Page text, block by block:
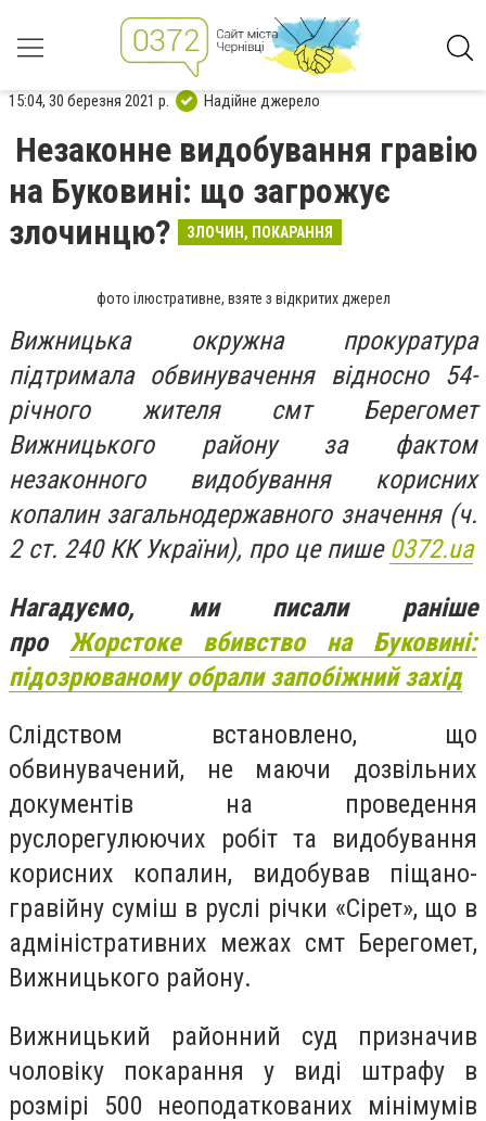
15:04, 30 березня 2021 р. Надійне джерело
Незаконне видобування гравію
на Буковині: що загрожує
злочинцю?
ЗЛОЧИН, ПОКАРАННЯ
фото ілюстративне, взяте з відкритих джерел
Вижницька окружна прокуратура
підтримала обвинувачення відносно 54-
річного жителя смт Берегомет
Вижницького району за фактом
незаконного видобування корисних
копалин загальнодержавного значення (ч.
2 ст. 240 КК України), про це пише 0372.ua
Нагадуємо, ми писали раніше
про Жорстоке вбивство на Буковині:
підозрюваному обрали запобіжний захід
Слідством встановлено, що
обвинувачений, не маючи дозвільних
документів на проведення
руслорегулюючих робіт та видобування
корисних копалин, видобував піщано-
гравійну суміш в руслі річки «Сірет», що в
адміністративних межах смт Берегомет,
Вижницького району.
Вижницький районний суд призначив
чоловіку покарання у виді штрафу в
розмірі 500 неоподаткованих мінімумів